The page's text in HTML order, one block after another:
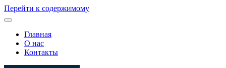
Перейти к содержимому
Главная
О нас
Контакты